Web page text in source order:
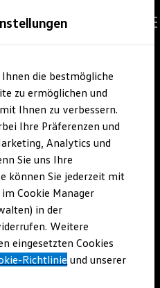
und Gebrauchtwagen
Gebrauchtwagen
bei Gebrauchtwagen
die bestmögliche
zu ermöglichen und
Ihnen zu verbessern.
Ihre Präferenzen und
Analytics und
Sie uns Ihre
können Sie jederzeit mit
Cookie Manager
in der
Weitere
eingesetzten Cookies
Richtlinie und unserer